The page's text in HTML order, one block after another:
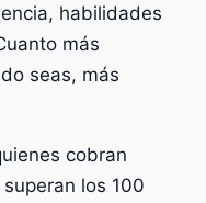
habilidades
más
seas, más
cobran
los 100